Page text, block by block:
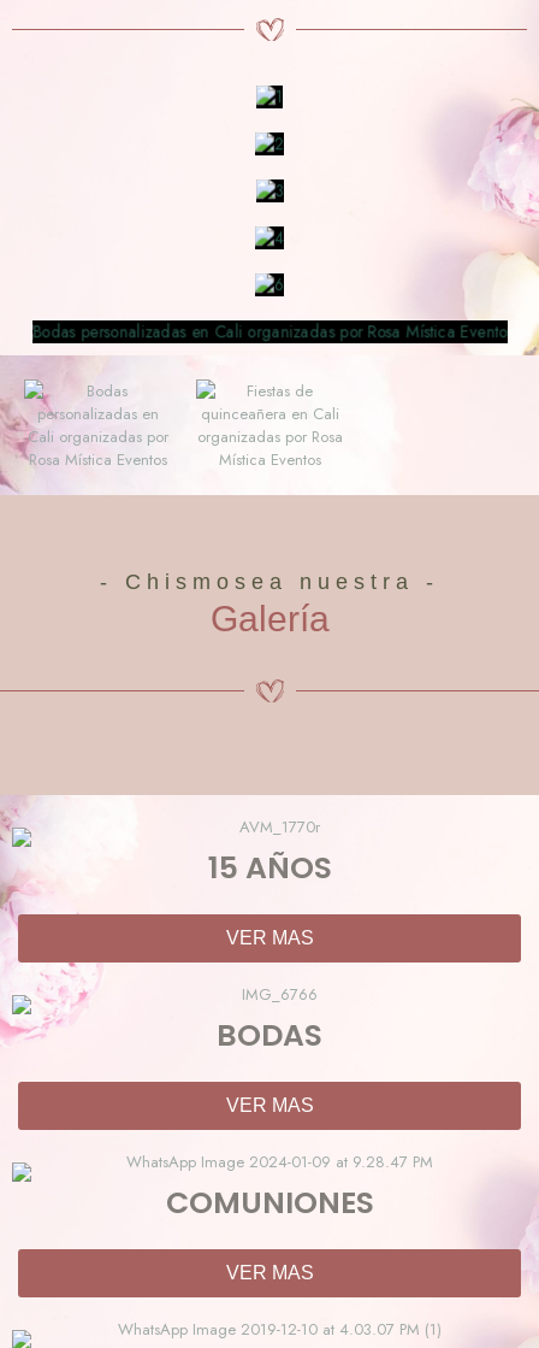
- Chismosea nuestra -
Galería
15 AÑOS
VER MAS
BODAS
VER MAS
COMUNIONES
VER MAS